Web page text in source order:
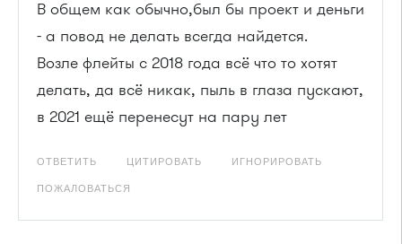
В общем как обычно,был бы проект и деньги
- а повод не делать всегда найдется.
Возле флейты с 2018 года всё что то хотят
делать, да всё никак, пыль в глаза пускают,
в 2021 ещё перенесут на пару лет
ОТВЕТИТЬ ЦИТИРОВАТЬ ИГНОРИРОВАТЬ
ПОЖАЛОВАТЬСЯ